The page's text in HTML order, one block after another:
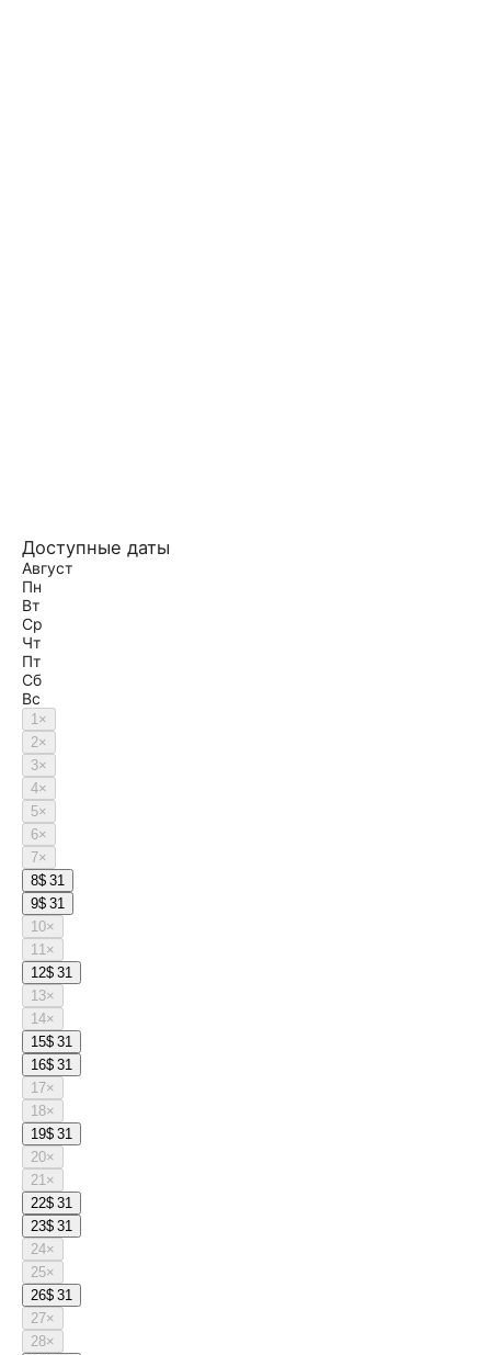
Доступные даты
Август
Пн
Вт
Ср
Чт
Пт
Сб
Вс
1×
2×
3×
4×
5×
6×
7×
8$ 31
9$ 31
10×
11×
12$ 31
13×
14×
15$ 31
16$ 31
17×
18×
19$ 31
20×
21×
22$ 31
23$ 31
24×
25×
26$ 31
27×
28×